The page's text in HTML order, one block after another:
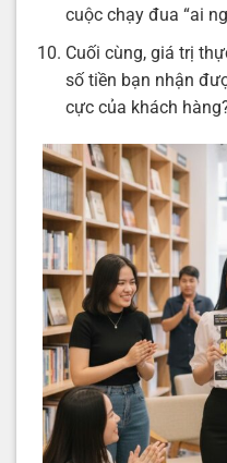
cuộc chạy đua “ai
Cuối cùng, giá trị
số tiền bạn nhận
cực của khách